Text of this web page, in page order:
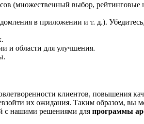
(множественный выбор,
в приложении и т. д.).
и области для улучшения.
клиентов, повышения
их ожидания. Таким образом, вы
с нашими решениями для программы